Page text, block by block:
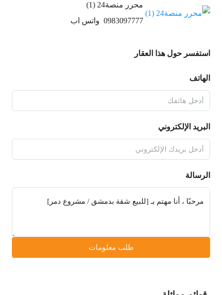
محرر منصة24 (1)
0983097777 واتس اب
استفسر حول هذا العقار
الهاتف
البريد الإلكتروني
الرسالة
طلب معلومات